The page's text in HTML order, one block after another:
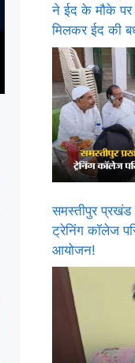
ने ईद के मौके पर
मिलकर ईद की
समस्तीपुर प्रखंड
ट्रेनिंग कॉलेज
आयोजन!